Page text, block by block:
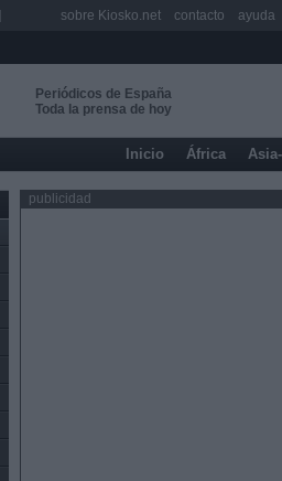
Periódicos de España
Toda la prensa de hoy
Inicio África
publicidad
sobre Kiosko.net contacto ayuda